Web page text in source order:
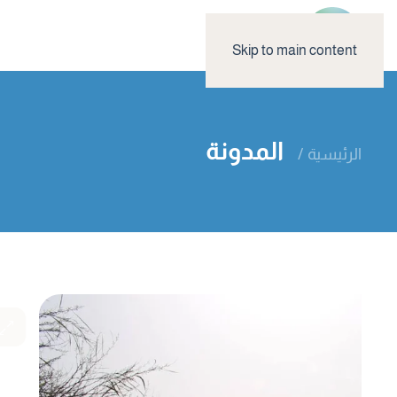
Skip to main content
الرئيسية المدونة